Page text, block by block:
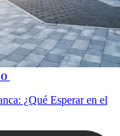
¿Qué Esperar en el